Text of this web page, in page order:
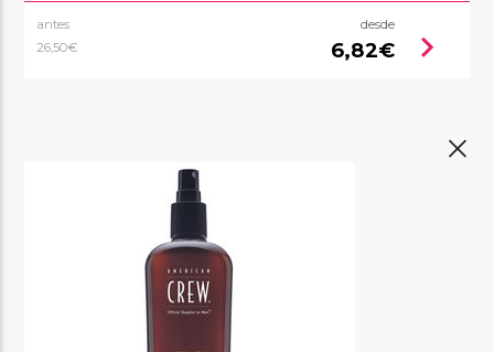
antes
26,50€
desde
6,82€ chevron_right